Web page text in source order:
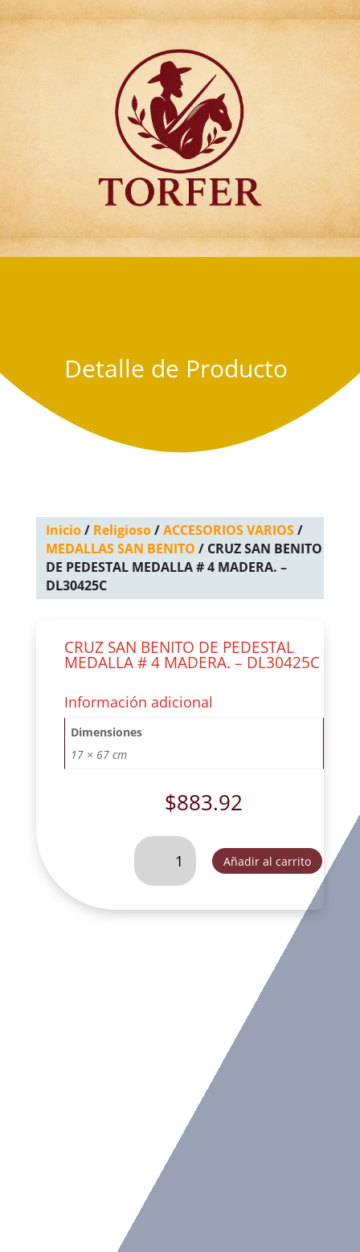
Articulos para
Regalo Torfer.
Detalle de Producto
Inicio/ Religioso/ACCESORIOS VARIOS/
MEDALLAS SAN BENITO / CRUZ SAN BENITO
DE PEDESTAL MEDALLA # 4 MADERA. –
DL30425C
CRUZ SAN BENITO DE PEDESTAL
MEDALLA # 4 MADERA. – DL30425C
Información adicional
Dimensiones
17 × 67 cm
$883.92
CRUZ
BENITO
PEDESTAL
Añadir al carrito